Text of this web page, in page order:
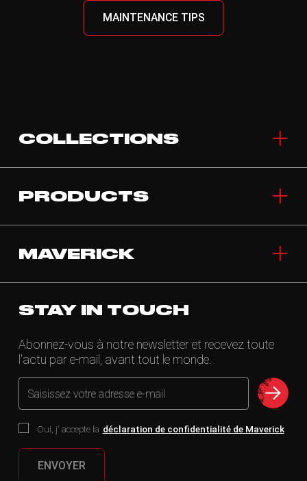
MAINTENANCE TIPS
COLLECTIONS
PRODUCTS
MAVERICK
STAY IN TOUCH
Abonnez-vous à notre newsletter et recevez toute
l'actu par e-mail, avant tout le monde.
Saisissez votre adresse e-mail
Oui, j' accepte la déclaration de confidentialité de Maverick
ENVOYER